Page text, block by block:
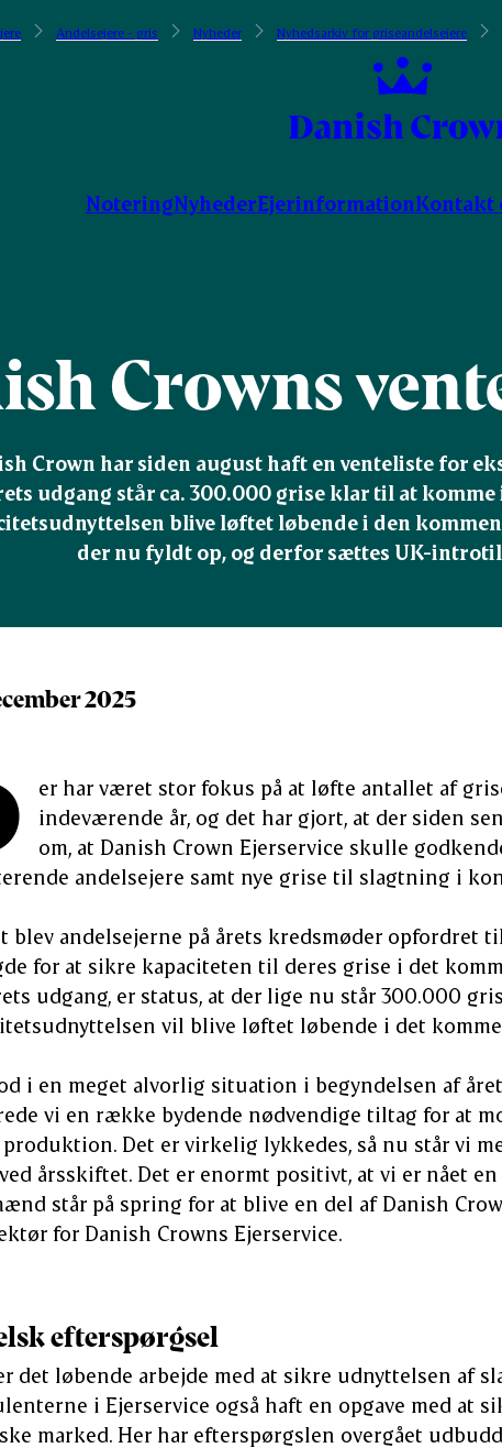
Andelsejere - gris Nyheder Nyhedsarkiv for griseandelsejere
NoteringNyhederEjerinformationKontakt
Crowns
Crown har siden august haft en venteliste for
udgang står ca. 300.000 grise klar til at
blive løftet løbende i den
der nu fyldt op, og derfor sættes UK-
2025
er har været stor fokus på at løfte antallet af
indeværende år, og det har gjort, at der siden
om, at Danish Crown Ejerservice skulle
andelsejere samt nye grise til slagtning i
blev andelsejerne på årets kredsmøder opfordret
for at sikre kapaciteten til deres grise i det
udgang, er status, at der lige nu står 300.000
vil blive løftet løbende i det
i en meget alvorlig situation i begyndelsen af
vi en række bydende nødvendige tiltag for at
produktion. Det er virkelig lykkedes, så nu står vi
årsskiftet. Det er enormt positivt, at vi er nået
står på spring for at blive en del af Danish
for Danish Crowns Ejerservice.
efterspørgsel
det løbende arbejde med at sikre udnyttelsen af
i Ejerservice også haft en opgave med at
marked. Her har efterspørgslen overgået